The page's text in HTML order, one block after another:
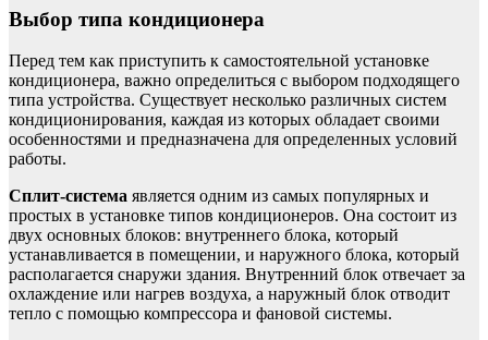
Выбор типа кондиционера
Перед тем как приступить к самостоятельной установке
кондиционера, важно определиться с выбором подходящего
типа устройства. Существует несколько различных систем
кондиционирования, каждая из которых обладает своими
особенностями и предназначена для определенных условий
работы.
Сплит-система является одним из самых популярных и
простых в установке типов кондиционеров. Она состоит из
двух основных блоков: внутреннего блока, который
устанавливается в помещении, и наружного блока, который
располагается снаружи здания. Внутренний блок отвечает за
охлаждение или нагрев воздуха, а наружный блок отводит
тепло с помощью компрессора и фановой системы.